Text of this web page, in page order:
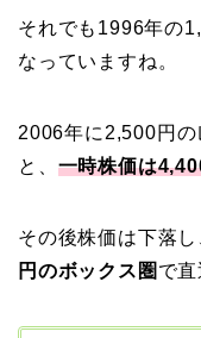
それでも1996年の
なっていますね。
2006年に2,500円の
と、 一時株価は
その後株価は下落
円のボックス圏 で